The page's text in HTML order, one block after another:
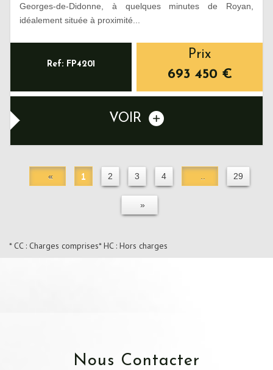
Georges-de-Didonne, à quelques minutes de Royan,
idéalement située à proximité...
Ref: FP4201
Prix
693 450 €
VOIR
« 1 2 3 4 29
»
* CC : Charges comprises* HC : Hors charges
Nous Contacter